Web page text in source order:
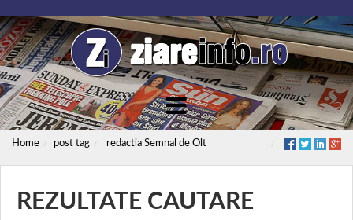
Home post tag redactia Semnal de Olt
REZULTATE CAUTARE